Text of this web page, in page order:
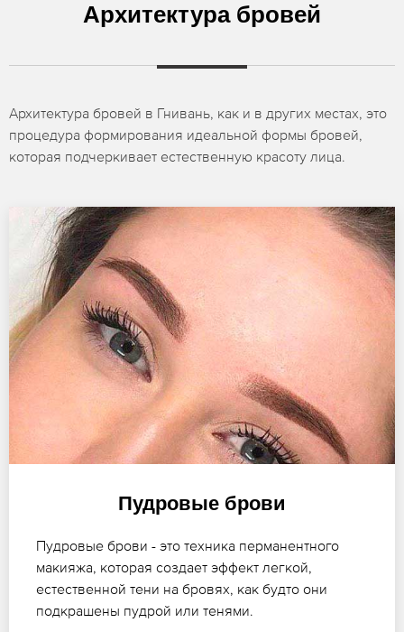
Архитектура бровей
Архитектура бровей в Гнивань, как и в других местах, это
процедура формирования идеальной формы бровей,
которая подчеркивает естественную красоту лица.
Пудровые брови
Пудровые брови - это техника перманентного
макияжа, которая создает эффект легкой,
естественной тени на бровях, как будто они
подкрашены пудрой или тенями.